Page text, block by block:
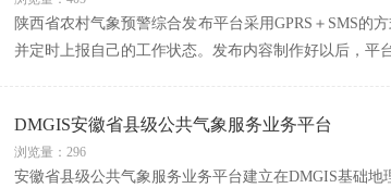
陕西省农村气象预警综合发布平台采用GPRS＋SMS的
并定时上报自己的工作状态。发布内容制作好以后，
DMGIS安徽省县级公共气象服务业务平台
浏览量：296
安徽省县级公共气象服务业务平台建立在DMGIS基础